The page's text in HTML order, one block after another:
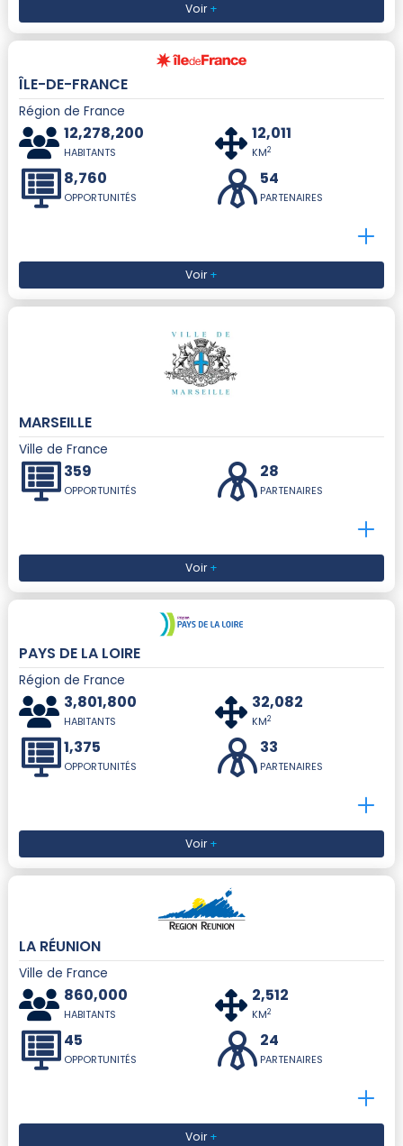
Voir+
ÎLE-DE-FRANCE
Région de France
12,278,200
HABITANTS
12,011
KM2
8,760
OPPORTUNITÉS
54
PARTENAIRES
Voir+
MARSEILLE
Ville de France
359
OPPORTUNITÉS
28
PARTENAIRES
Voir+
PAYS DE LA LOIRE
Région de France
3,801,800
HABITANTS
32,082
KM2
1,375
OPPORTUNITÉS
33
PARTENAIRES
Voir+
LA RÉUNION
Ville de France
860,000
HABITANTS
2,512
KM2
45
OPPORTUNITÉS
24
PARTENAIRES
Voir+